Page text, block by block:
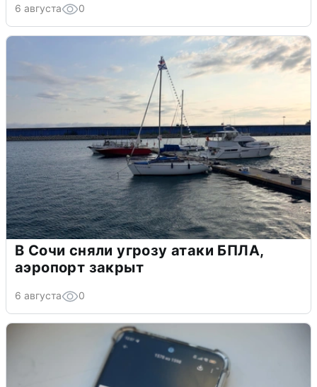
6 августа 0
В Сочи сняли угрозу атаки БПЛА,
аэропорт закрыт
6 августа 0